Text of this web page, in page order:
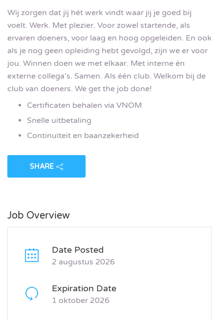
Wij zorgen dat jij hét werk vindt waar jij je goed bij
voelt. Werk. Met plezier. Voor zowel startende, als
ervaren doeners, voor laag en hoog opgeleiden. En ook
als je nog geen opleiding hebt gevolgd, zijn we er voor
jou. Winnen doen we met elkaar. Met interne én
externe collega’s. Samen. Als één club. Welkom bij de
club van doeners. We get the job done!
Certificaten behalen via VNOM
Snelle uitbetaling
Continuïteit en baanzekerheid
SHARE
Job Overview
Date Posted
2 augustus 2026
Expiration Date
1 oktober 2026